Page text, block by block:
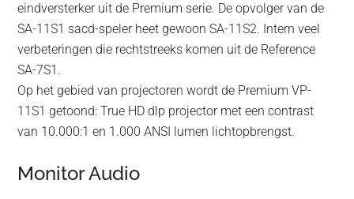
eindversterker uit de Premium serie. De opvolger van de
SA-11S1 sacd-speler heet gewoon SA-11S2. Intern veel
verbeteringen die rechtstreeks komen uit de Reference
SA-7S1.
Op het gebied van projectoren wordt de Premium VP-
11S1 getoond: True HD dlp projector met een contrast
van 10.000:1 en 1.000 ANSI lumen lichtopbrengst.
Monitor Audio